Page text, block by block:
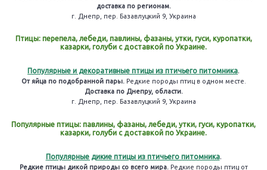
доставка по регионам.
г. Днепр, пер. Базавлуцкий 9, Украина
Птицы: перепела, лебеди, павлины, фазаны, утки, гуси, куропатки,
казарки, голуби с доставкой по Украине.
Популярные и декоративные птицы из птичьего питомника.
От яйца по подобранной пары. Редкие породы птиц в одном месте.
Доставка по Днепру, области.
г. Днепр, пер. Базавлуцкий 9, Украина
Популярные птицы: павлины, фазаны, лебеди, утки, гуси, куропатки,
казарки, голуби с доставкой по Украине.
Популярные дикие птицы из птичьего питомника.
Редкие птицы дикой природы со всего мира. Редкие породы птиц от